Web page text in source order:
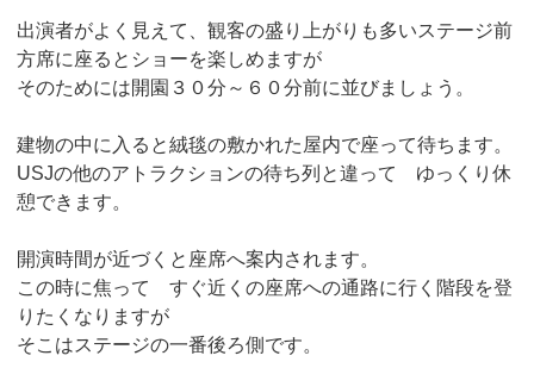
出演者がよく見えて、観客の盛り上がりも多いステージ前
方席に座るとショーを楽しめますが
そのためには開園３０分～６０分前に並びましょう。
建物の中に入ると絨毯の敷かれた屋内で座って待ちます。
USJの他のアトラクションの待ち列と違って ゆっくり休
憩できます。
開演時間が近づくと座席へ案内されます。
この時に焦って すぐ近くの座席への通路に行く階段を登
りたくなりますが
そこはステージの一番後ろ側です。